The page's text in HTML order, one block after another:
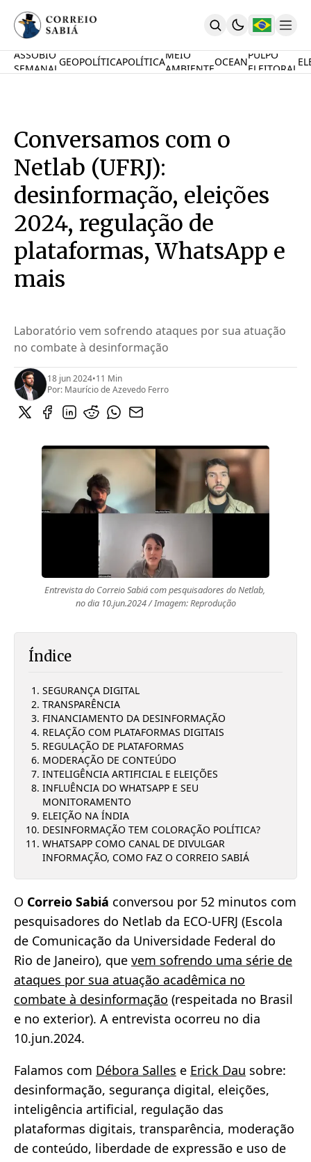
Comunidade
Contrate
Quem Somos
English
Inovações
Imposto De Renda
Calcule O Carbono
Calcule A Poupança
PARTICIPE
ASSOBIO
SEMANAL
GEOPOLÍTICAPOLÍTICA
MEIO
AMBIENTE
OCEAN
PULPO
ELEITORAL
Conversamos com o
Netlab (UFRJ):
desinformação, eleições
2024, regulação de
plataformas, WhatsApp e
mais
Laboratório vem sofrendo ataques por sua atuação
no combate à desinformação
18 jun 2024•11 Min
Por: Maurício de Azevedo Ferro
Entrevista do Correio Sabiá com pesquisadores do Netlab,
no dia 10.jun.2024 / Imagem: Reprodução
Índice
SEGURANÇA DIGITAL
TRANSPARÊNCIA
FINANCIAMENTO DA DESINFORMAÇÃO
RELAÇÃO COM PLATAFORMAS DIGITAIS
REGULAÇÃO DE PLATAFORMAS
MODERAÇÃO DE CONTEÚDO
INTELIGÊNCIA ARTIFICIAL E ELEIÇÕES
INFLUÊNCIA DO WHATSAPP E SEU
MONITORAMENTO
ELEIÇÃO NA ÍNDIA
DESINFORMAÇÃO TEM COLORAÇÃO POLÍTICA?
WHATSAPP COMO CANAL DE DIVULGAR
INFORMAÇÃO, COMO FAZ O CORREIO SABIÁ
O Correio Sabiá conversou por 52 minutos com
pesquisadores do Netlab da ECO-UFRJ (Escola
de Comunicação da Universidade Federal do
Rio de Janeiro), que vem sofrendo uma série de
ataques por sua atuação acadêmica no
combate à desinformação (respeitada no Brasil
e no exterior). A entrevista ocorreu no dia
10.jun.2024.
Falamos com Débora Salles e Erick Dau sobre:
desinformação, segurança digital, eleições,
inteligência artificial, regulação das
plataformas digitais, transparência, moderação
de conteúdo, liberdade de expressão e uso de